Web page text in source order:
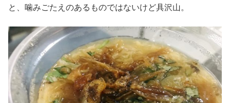
と、噛みごたえのあるものではないけど具沢山。